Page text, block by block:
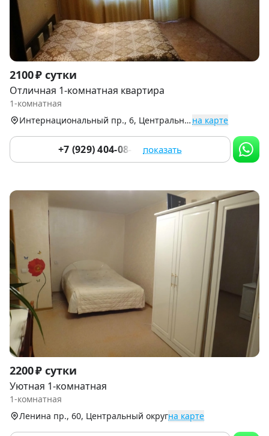
Item
1
of
2100 ₽ сутки
Отличная 1-комнатная квартира
1-комнатная
Интернациональный пр., 6, Центральный округ на карте
+7 (929) 404-08-22 показать
Item
1
of
2200 ₽ сутки
Уютная 1-комнатная
1-комнатная
Ленина пр., 60, Центральный округна карте